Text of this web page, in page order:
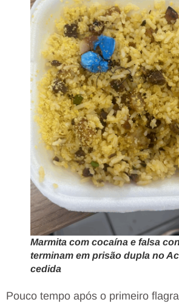
Marmita com cocaína e falsa
terminam em prisão dupla no
cedida
Pouco tempo após o primeiro